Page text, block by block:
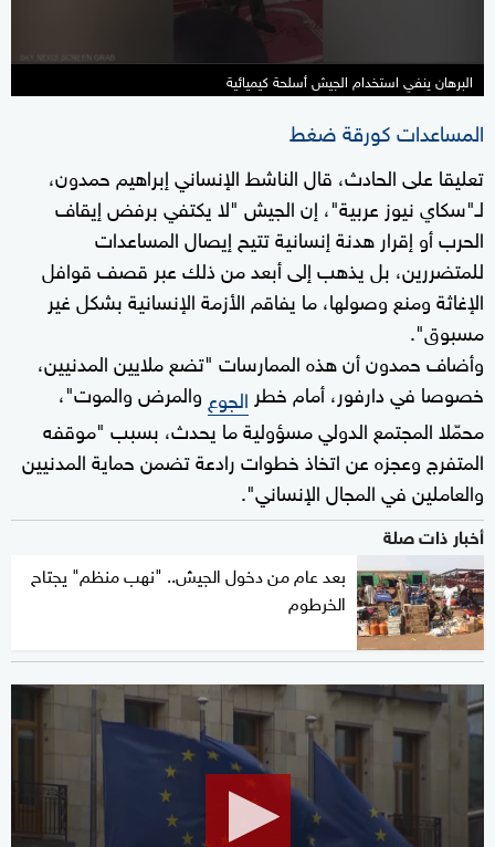
البرهان ينفي استخدام الجيش أسلحة كيميائية
المساعدات كورقة ضغط
تعليقا على الحادث، قال الناشط الإنساني إبراهيم حمدون،
لـ"سكاي نيوز عربية"، إن الجيش "لا يكتفي برفض إيقاف
الحرب أو إقرار هدنة إنسانية تتيح إيصال المساعدات
للمتضررين، بل يذهب إلى أبعد من ذلك عبر قصف قوافل
الإغاثة ومنع وصولها، ما يفاقم الأزمة الإنسانية بشكل غير
مسبوق".
وأضاف حمدون أن هذه الممارسات "تضع ملايين المدنيين،
خصوصا في دارفور، أمام خطر الجوع والمرض والموت"،
محمّلا المجتمع الدولي مسؤولية ما يحدث، بسبب "موقفه
المتفرج وعجزه عن اتخاذ خطوات رادعة تضمن حماية المدنيين
والعاملين في المجال الإنساني".
أخبار ذات صلة
بعد عام من دخول الجيش.. "نهب منظم" يجتاح
الخرطوم
seconds
1
minute,
44